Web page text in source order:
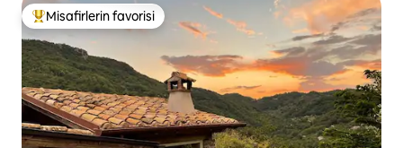
Misafirlerin favorilerinden en beğenilenler arasında
Misafirlerin favorisi